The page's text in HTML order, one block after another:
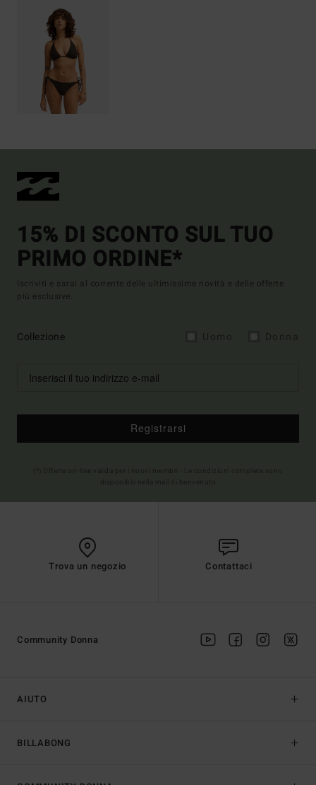
15% DI SCONTO SUL TUO
PRIMO ORDINE*
Iscriviti e sarai al corrente delle ultimissime novità e delle offerte
più esclusive.
Collezione
Registrarsi
Trova un negozio Contattaci
AIUTO
BILLABONG
Community Donna